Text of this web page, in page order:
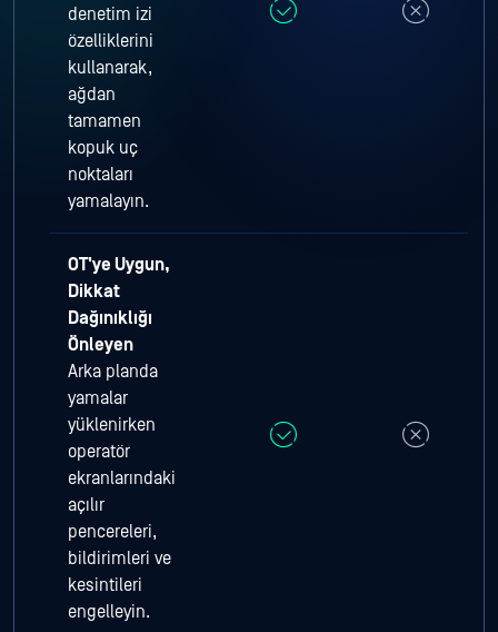
denetim izi
özelliklerini
kullanarak,
ağdan
tamamen
kopuk uç
noktaları
yamalayın.
OT'ye Uygun,
Dikkat
Dağınıklığı
Önleyen
Arka planda
yamalar
yüklenirken
operatör
ekranlarındaki
açılır
pencereleri,
bildirimleri ve
kesintileri
engelleyin.